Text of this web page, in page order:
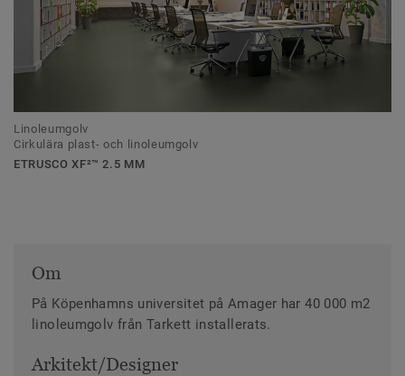
Linoleumgolv
Cirkulära plast- och linoleumgolv
ETRUSCO XF²™ 2.5 MM
Om
På Köpenhamns universitet på Amager har 40 000 m2
linoleumgolv från Tarkett installerats.
Arkitekt/Designer